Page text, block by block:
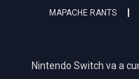
MAPACHE RANTS
Nintendo Switch va a